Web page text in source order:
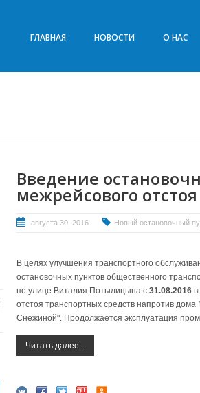
ГЛАВНАЯ НОВОСТИ О НАС
Введение
межрейсового
августа 30, 2016 Новый остановочный
В целях улучшения транспортного
остановочных пунктов общественного
по улице Виталия Потылицына с 31.08.2016
отстоя транспортных средств напротив
Снежиной". Продолжается эксплуатация
Читать далее...